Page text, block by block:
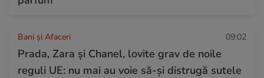
Bani și Afaceri 09:02
Prada, Zara și Chanel, lovite grav de noile
reguli UE: nu mai au voie să-și distrugă sutele